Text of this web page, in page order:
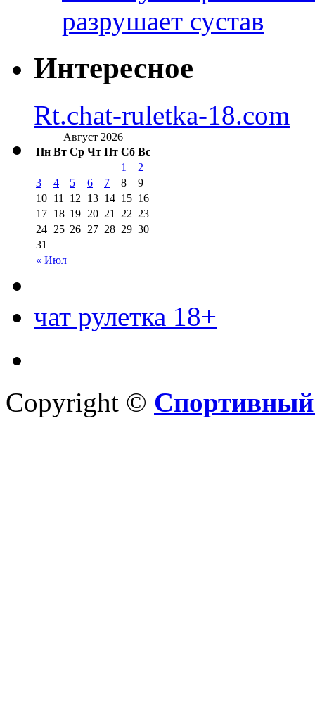
разрушает сустав
Интересное
Rt.chat-ruletka-18.com
Август 2026
Пн Вт Ср Чт Пт Сб Вс
« Июл
1
2
3
4 5 6 7 8
9
10 11 12 13 14 15 16
17 18 19 20 21 22 23
24 25 26 27 28 29 30
31
чат рулетка 18+
Copyright © Спортивный